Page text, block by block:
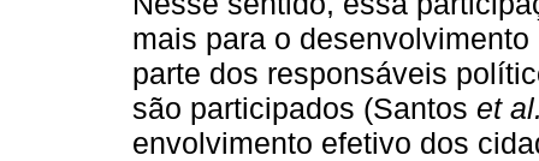
mais para o
parte dos responsáveis
são participados (Santos et
envolvimento efetivo dos